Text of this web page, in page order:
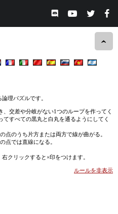
理パズルです。
交差や分岐がない1つのループを作ってく
すべての黒丸と白丸を通るようにしてく
点のうち片方または両方で線が曲がる。
点では直線になる。
クリックすると×印をつけます。
ルールを非表示